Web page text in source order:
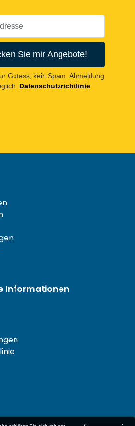
Sie mir Angebote!
Gutess, kein Spam. Abmeldung
Datenschutzrichtlinie
Informationen